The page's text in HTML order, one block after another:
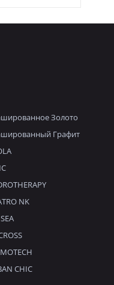
Золото
Графит
NK
CHIC